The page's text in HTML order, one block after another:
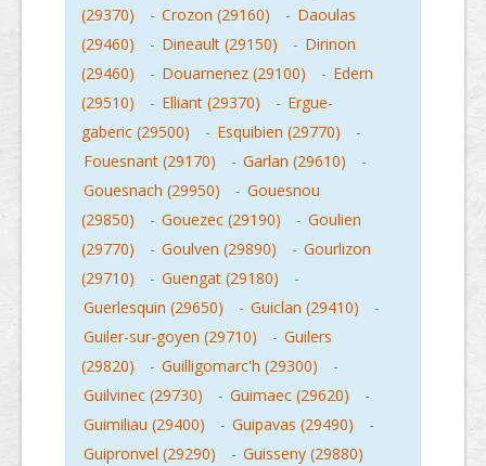
(29370)
- Crozon (29160) - Daoulas
(29460)
- Dineault (29150) - Dirinon
(29460)
- Douarnenez (29100) - Edern
(29510)
- Elliant (29370) - Ergue-
gaberic (29500)
- Esquibien (29770)
-
Fouesnant (29170)
- Garlan (29610)
-
Gouesnach (29950)
- Gouesnou
(29850)
- Gouezec (29190) - Goulien
(29770)
- Goulven (29890) - Gourlizon
(29710)
- Guengat (29180)
-
Guerlesquin (29650)
- Guiclan (29410)
-
Guiler-sur-goyen (29710)
- Guilers
(29820)
- Guilligomarc'h (29300)
-
Guilvinec (29730)
- Guimaec (29620)
-
Guimiliau (29400)
- Guipavas (29490)
-
Guipronvel (29290)
- Guisseny (29880)